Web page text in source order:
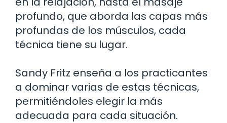
profundo, que aborda las capas más
profundas de los músculos, cada
técnica tiene su lugar.
Sandy Fritz enseña a los practicantes
a dominar varias de estas técnicas,
permitiéndoles elegir la más
adecuada para cada situación.